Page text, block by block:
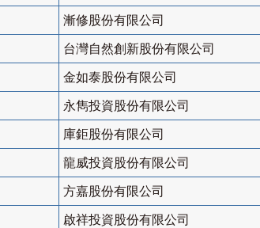
漸修股份有限公司
台灣自然創新股份有限公司
金如泰股份有限公司
永雋投資股份有限公司
庫鉅股份有限公司
龍威投資股份有限公司
方嘉股份有限公司
啟祥投資股份有限公司